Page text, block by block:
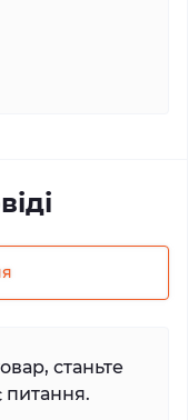
станьте
питання.